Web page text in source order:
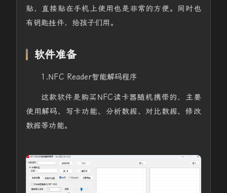
贴，直接贴在手机上使用也是非常的方便。同时也
有钥匙挂件，给孩子们用。
软件准备
1.NFC Reader智能解码程序
这款软件是购买NFC读卡器随机携带的，主要
使用解码、写卡功能、分析数据、对比数据、修改
数据等功能。